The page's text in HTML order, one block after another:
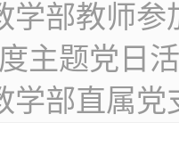
学部教师参
主题党日
学部直属